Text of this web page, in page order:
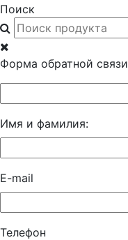
Поиск
Форма обратной связи
Имя и фамилия:
E-mail
Телефон